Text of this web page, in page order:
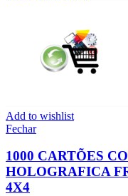
Add to wishlist
Fechar
1000 CARTÕES
HOLOGRAFICA
4X4